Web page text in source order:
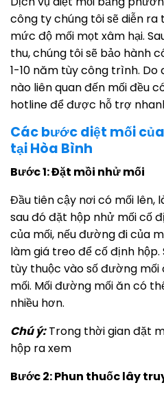
công ty chúng tôi sẽ diễn
mức độ mối mọt xâm hại.
thu, chúng tôi sẽ bảo hành
1-10 năm tùy công trình. Do
nào liên quan đến mối đều
hotline để được hỗ trợ
Các bước diệt mối
tại Hòa Bình
Bước 1: Đặt mồi nhử mối
Đầu tiên cậy nơi có mối lên,
sau đó đặt hộp nhử mối cố
của mối, nếu đường đi của
làm giá treo để cố định
tùy thuộc vào số đường
mối. Mối đường mối ăn có
nhiều hơn.
Chú ý:Trong thời gian đặt
hộp ra xem
Bước 2: Phun thuốc lây